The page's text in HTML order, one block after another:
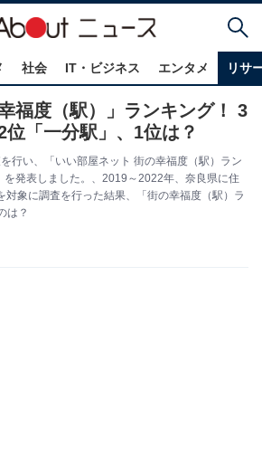
社会 IT・ビジネス エンタメ リサ
福度（駅）」ランキング！ 3
「一分駅」、1位は？
行い、「いい部屋ネット 街の幸福度（駅）ラン
発表しました。、2019～2022年、奈良県に住
象に調査を行った結果、「街の幸福度（駅）ラ
は？